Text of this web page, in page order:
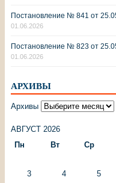
Постановление № 841 от
01.06.2026
Постановление № 823 от
01.06.2026
АРХИВЫ
Архивы
АВГУСТ 2026
Пн
Вт Ср
3
4 5